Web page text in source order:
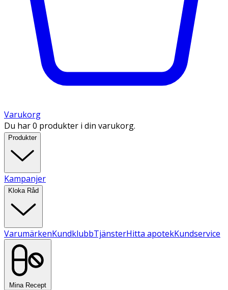
Varukorg
Du har 0 produkter i din varukorg.
Produkter
Kampanjer
Kloka Råd
VarumärkenKundklubbTjänsterHitta apotekKundservice
Mina Recept